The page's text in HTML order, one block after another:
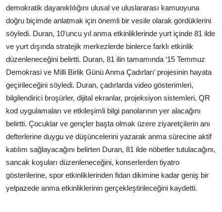
demokratik dayanıklılığını ulusal ve uluslararası kamuoyuna
doğru biçimde anlatmak için önemli bir vesile olarak gördüklerini
söyledi. Duran, 10’uncu yıl anma etkinliklerinde yurt içinde 81 ilde
ve yurt dışında stratejik merkezlerde binlerce farklı etkinlik
düzenleneceğini belirtti. Duran, 81 ilin tamamında ‘15 Temmuz
Demokrasi ve Milli Birlik Günü Anma Çadırları’ projesinin hayata
geçirileceğini söyledi. Duran, çadırlarda video gösterimleri,
bilgilendirici broşürler, dijital ekranlar, projeksiyon sistemleri, QR
kod uygulamaları ve etkileşimli bilgi panolarının yer alacağını
belirtti. Çocuklar ve gençler başta olmak üzere ziyaretçilerin anı
defterlerine duygu ve düşüncelerini yazarak anma sürecine aktif
katılım sağlayacağını belirten Duran, 81 ilde nöbetler tutulacağını,
sancak koşuları düzenleneceğini, konserlerden tiyatro
gösterilerine, spor etkinliklerinden fidan dikimine kadar geniş bir
yelpazede anma etkinliklerinin gerçekleştirileceğini kaydetti.